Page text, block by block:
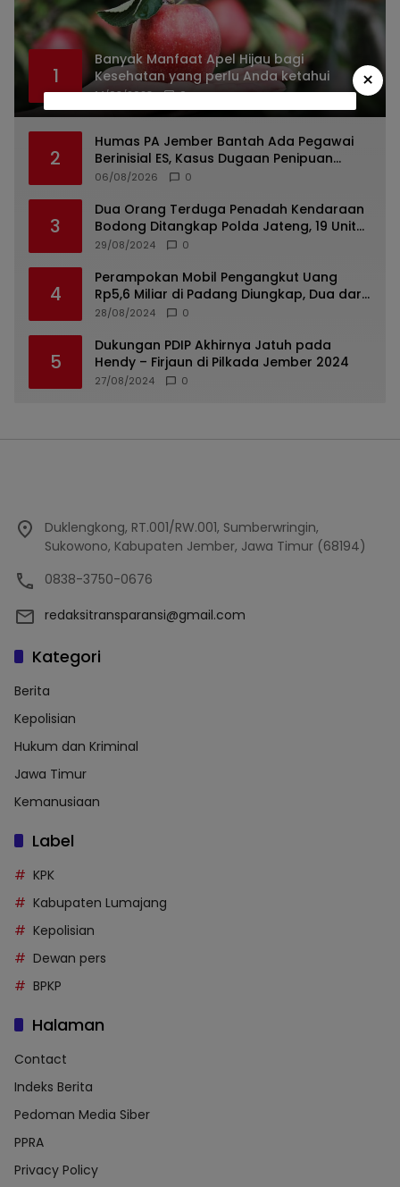
1
Banyak Manfaat Apel Hijau bagi
Kesehatan yang perlu Anda ketahui
14/03/2023 0
2
Humas PA Jember Bantah Ada Pegawai
Berinisial ES, Kasus Dugaan Penipuan
Mencuat
06/08/2026 0
3
Dua Orang Terduga Penadah Kendaraan
Bodong Ditangkap Polda Jateng, 19 Unit
Roda Empat Diamankan
29/08/2024 0
4
Perampokan Mobil Pengangkut Uang
Rp5,6 Miliar di Padang Diungkap, Dua dari
Tiga Tersangka Merupakan Oknum Polisi
28/08/2024 0
5
Dukungan PDIP Akhirnya Jatuh pada
Hendy – Firjaun di Pilkada Jember 2024
27/08/2024 0
Duklengkong, RT.001/RW.001, Sumberwringin,
Sukowono, Kabupaten Jember, Jawa Timur (68194)
0838-3750-0676
redaksitransparansi@gmail.com
Kategori
Berita
Kepolisian
Hukum dan Kriminal
Jawa Timur
Kemanusiaan
Label
KPK
Kabupaten Lumajang
Kepolisian
Dewan pers
BPKP
Halaman
Contact
Indeks Berita
Pedoman Media Siber
PPRA
Privacy Policy
×